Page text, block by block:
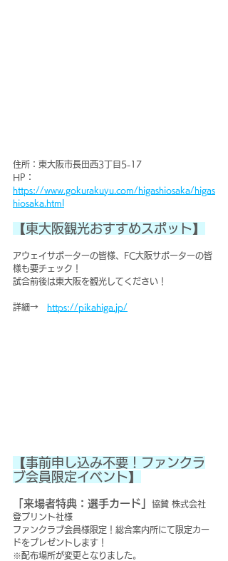
住所：東大阪市長田西3丁目5-17
HP：
https://www.gokurakuyu.com/higashiosaka/higas
hiosaka.html
【東大阪観光おすすめスポット】
アウェイサポーターの皆様、FC大阪サポーターの皆
様も要チェック！
試合前後は東大阪を観光してください！
詳細→ https://pikahiga.jp/
【事前申し込み不要！ファンクラ
ブ会員限定イベント】
「来場者特典：選手カード」
協賛 株式会社
登プリント社様
ファンクラブ会員様限定！総合案内所にて限定カー
ドをプレゼントします！
※配布場所が変更となりました。